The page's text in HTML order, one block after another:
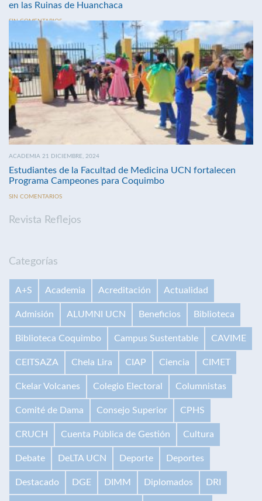
en las Ruinas de Huanchaca
SIN COMENTARIOS
ACADEMIA 21 DICIEMBRE, 2024
Estudiantes de la Facultad de Medicina UCN fortalecen
Programa Campeones para Coquimbo
SIN COMENTARIOS
Revista Reflejos
Categorías
A+S Academia Acreditación Actualidad
Admisión ALUMNI UCN Beneficios Biblioteca
Biblioteca Coquimbo Campus Sustentable CAVIME
CEITSAZA Chela Lira CIAP Ciencia CIMET
Ckelar Volcanes Colegio Electoral Columnistas
Comité de Dama Consejo Superior CPHS
CRUCH Cuenta Pública de Gestión Cultura
Debate DeLTA UCN Deporte Deportes
Destacado DGE DIMM Diplomados DRI